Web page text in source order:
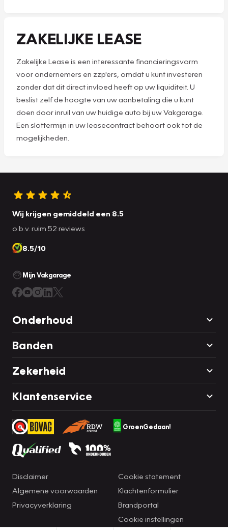
ZAKELIJKE LEASE
Zakelijke Lease is een interessante financieringsvorm
voor ondernemers en zzp'ers, omdat u kunt investeren
zonder dat dit direct invloed heeft op uw liquiditeit. U
beslist zelf de hoogte van uw aanbetaling die u kunt
doen door inruil van uw huidige auto bij uw Vakgarage.
Een slottermijn in uw leasecontract behoort ook tot de
mogelijkheden.
Wij krijgen gemiddeld een 8.5
o.b.v. ruim 52 reviews
8.5/10
Mijn Vakgarage
Onderhoud
Banden
Zekerheid
Klantenservice
GroenGedaan!
Disclaimer
Algemene voorwaarden
Privacyverklaring
Cookie statement
Klachtenformulier
Brandportal
Cookie instellingen